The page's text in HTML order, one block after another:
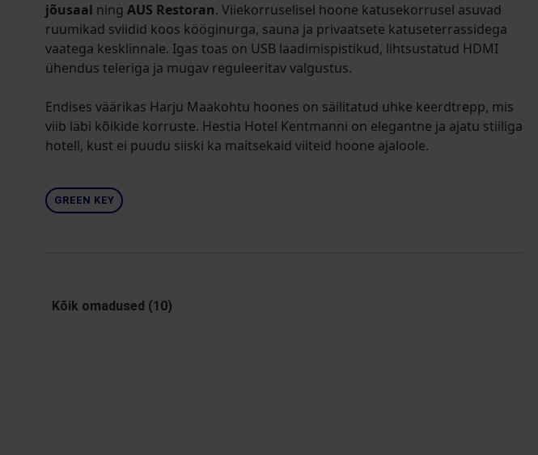
jõusaal ning AUS Restoran. Viiekorruselisel hoone katusekorrusel asuvad
ruumikad sviidid koos kööginurga, sauna ja privaatsete katuseterrassidega
vaatega kesklinnale. Igas toas on USB laadimispistikud, lihtsustatud HDMI
ühendus teleriga ja mugav reguleeritav valgustus.
Endises väärikas Harju Maakohtu hoones on säilitatud uhke keerdtrepp, mis
viib läbi kõikide korruste. Hestia Hotel Kentmanni on elegantne ja ajatu stiiliga
hotell, kust ei puudu siiski ka maitsekaid viiteid hoone ajaloole.
GREEN KEY
Kõik omadused (10)